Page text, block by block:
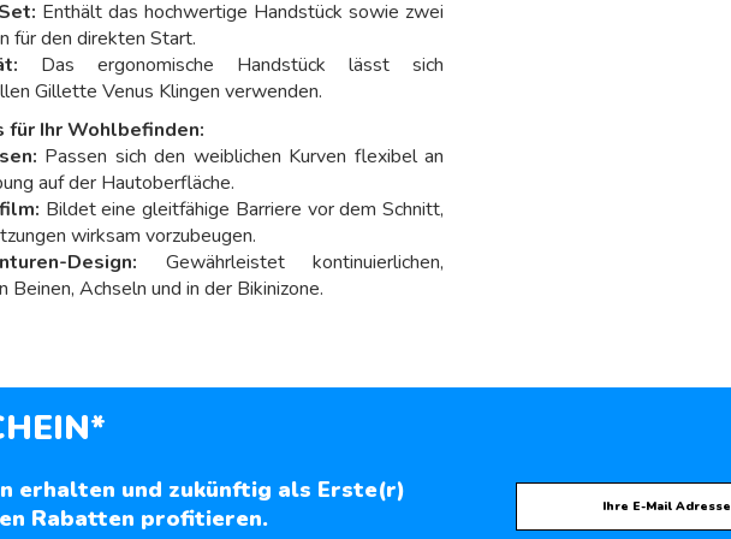
Enthält das hochwertige Handstück sowie zwei
für den direkten Start.
Das ergonomische Handstück lässt sich
Gillette Venus Klingen verwenden.
Ihr Wohlbefinden:
Passen sich den weiblichen Kurven flexibel an
auf der Hautoberfläche.
Bildet eine gleitfähige Barriere vor dem Schnitt,
wirksam vorzubeugen.
Design: Gewährleistet kontinuierlichen,
Beinen, Achseln und in der Bikinizone.
erhalten und zukünftig als Erste(r)
Rabatten profitieren.